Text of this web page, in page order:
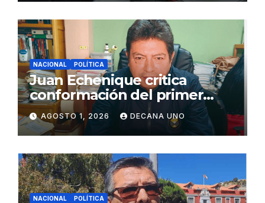
NACIONAL POLÍTICA
Juan Echenique critica
conformación del primer
gabinete ministerial de Keiko
Fujimori
AGOSTO 1, 2026 DECANA UNO
NACIONAL POLÍTICA